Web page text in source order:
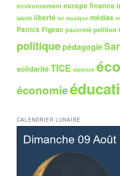
environnement europe finance
laïcité liberté loi musique médias
Patrick Figeac pauvreté petition
politique pédagogie
solidaritéTICE violence
économie
CALENDRIER LUNAIRE